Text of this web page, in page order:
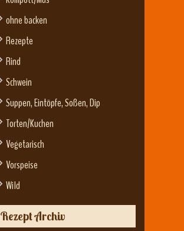
ohne backen
Rezepte
Rind
Schwein
Suppen, Eintöpfe, Soßen, Dip
Torten/Kuchen
Vegetarisch
Vorspeise
Wild
Rezept Archiv